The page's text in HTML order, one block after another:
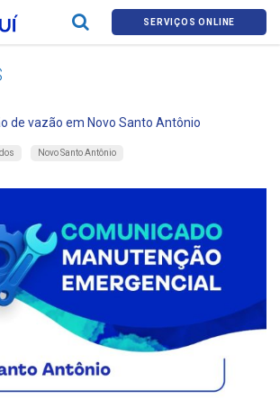
SERVIÇOS ONLINE
de vazão em Novo Santo Antônio
Novo Santo Antônio